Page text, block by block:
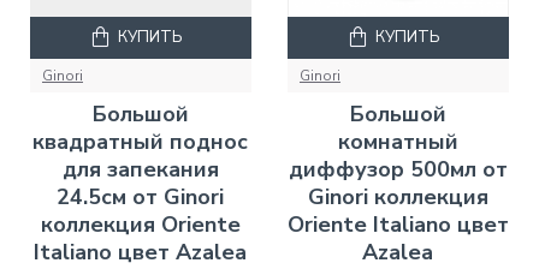
Ginori
Большой
квадратный поднос
для запекания
24.5см от Ginori
коллекция Oriente
Italiano цвет Azalea
КУПИТЬ
Ginori
Большой
комнатный
диффузор 500мл от
Ginori коллекция
Oriente Italiano цвет
Azalea
КУПИТЬ